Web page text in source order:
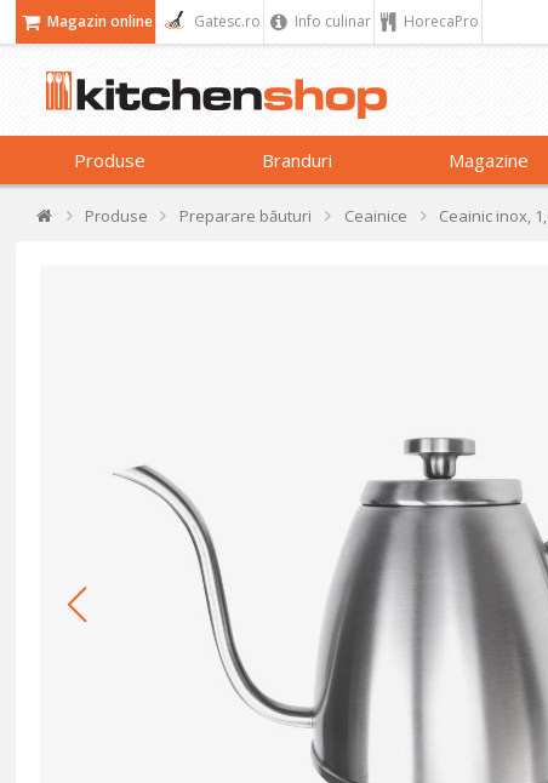
Magazin online Gatesc.ro Info culinar HorecaPro
Produse Branduri Magazine
Produse Preparare băuturi Ceainice Ceainic inox,